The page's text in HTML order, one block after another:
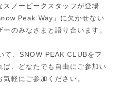
スノーピークスタッフが登場
Peak Way」に欠かせない
のみなさまと語り合います。
て、SNOW PEAK CLUBをフ
ば、どなたでも自由にご参加い
軽にご参加ください。